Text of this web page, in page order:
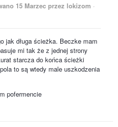
15 Marzec przez lokizom ·
jak długa ścieżka. Beczke mam
mi tak że z jednej strony
starcza do końca ścieżki
to są wtedy male uszkodzenia
pofermencie